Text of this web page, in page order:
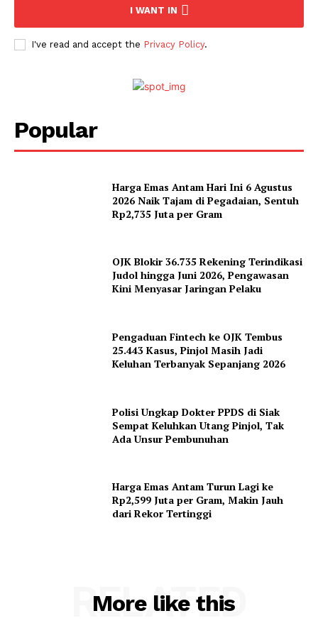
I WANT IN
I've read and accept the Privacy Policy.
Popular
Harga Emas Antam Hari Ini 6 Agustus
2026 Naik Tajam di Pegadaian, Sentuh
Rp2,735 Juta per Gram
OJK Blokir 36.735 Rekening Terindikasi
Judol hingga Juni 2026, Pengawasan
Kini Menyasar Jaringan Pelaku
Pengaduan Fintech ke OJK Tembus
25.443 Kasus, Pinjol Masih Jadi
Keluhan Terbanyak Sepanjang 2026
Polisi Ungkap Dokter PPDS di Siak
Sempat Keluhkan Utang Pinjol, Tak
Ada Unsur Pembunuhan
Harga Emas Antam Turun Lagi ke
Rp2,599 Juta per Gram, Makin Jauh
dari Rekor Tertinggi
More like this
RELATED